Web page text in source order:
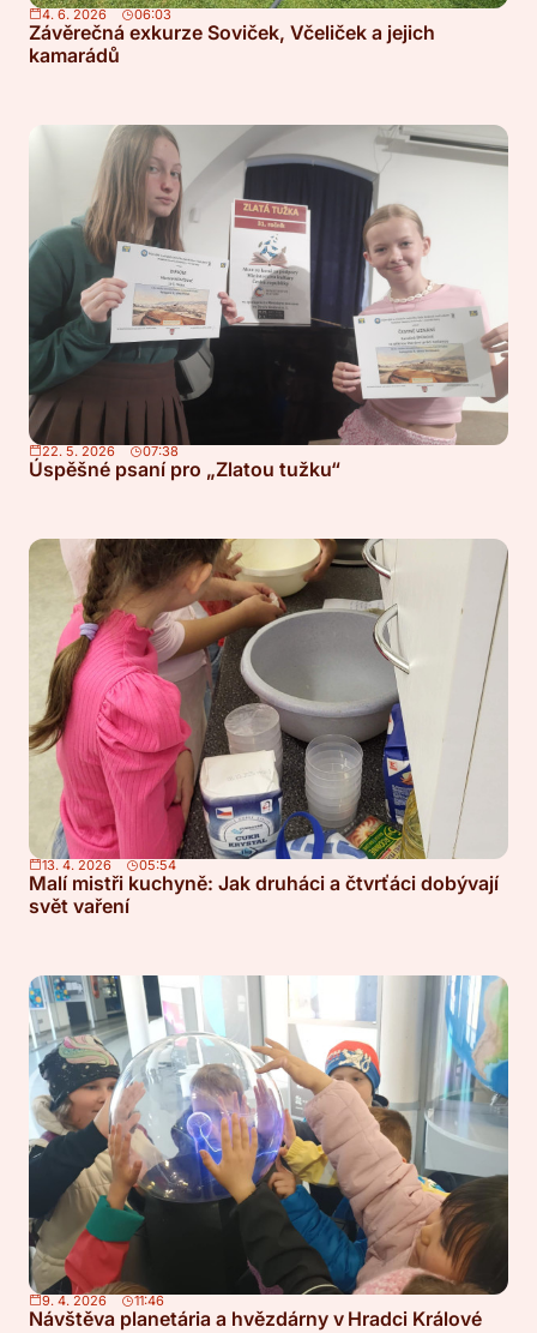
4. 6. 2026 06:03
Závěrečná exkurze Soviček, Včeliček a jejich
kamarádů
22. 5. 2026 07:38
Úspěšné psaní pro „Zlatou tužku“
13. 4. 2026 05:54
Malí mistři kuchyně: Jak druháci a čtvrťáci dobývají
svět vaření
9. 4. 2026 11:46
Návštěva planetária a hvězdárny v Hradci Králové